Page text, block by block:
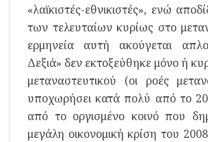
«λαϊκιστές-εθνικιστές», ενώ
των τελευταίων κυρίως στο
ερμηνεία αυτή ακούγεται
Δεξιά» δεν εκτοξεύθηκε μόνο ή
μεταναστευτικού (οι ροές
υποχωρήσει κατά πολύ από το
από το οργισμένο κοινό που
μεγάλη οικονομική κρίση του